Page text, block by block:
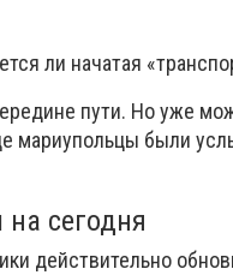
ли начатая
пути. Но уже
мариупольцы были
сегодня
действительно